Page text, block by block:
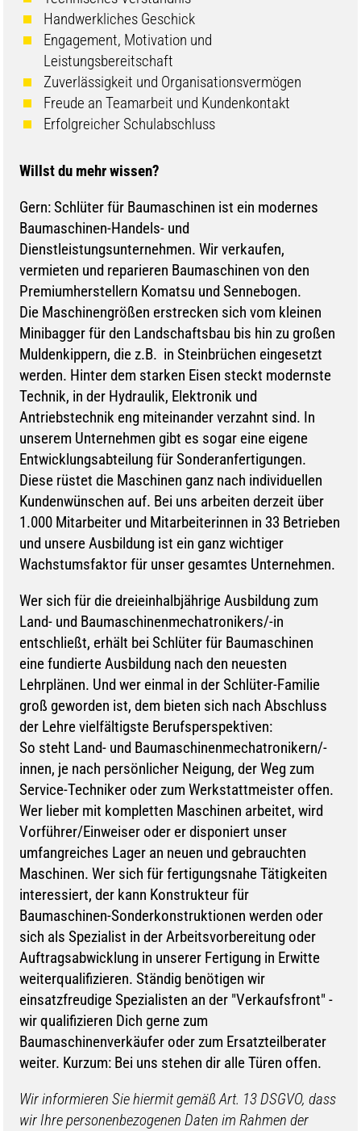
Handwerkliches Geschick
Engagement, Motivation und
Leistungsbereitschaft
Zuverlässigkeit und Organisationsvermögen
Freude an Teamarbeit und Kundenkontakt
Erfolgreicher Schulabschluss
Willst du mehr wissen?
Gern: Schlüter für Baumaschinen ist ein modernes
Baumaschinen-Handels- und
Dienstleistungsunternehmen. Wir verkaufen,
vermieten und reparieren Baumaschinen von den
Premiumherstellern Komatsu und Sennebogen.
Die Maschinengrößen erstrecken sich vom kleinen
Minibagger für den Landschaftsbau bis hin zu großen
Muldenkippern, die z.B. in Steinbrüchen eingesetzt
werden. Hinter dem starken Eisen steckt modernste
Technik, in der Hydraulik, Elektronik und
Antriebstechnik eng miteinander verzahnt sind. In
unserem Unternehmen gibt es sogar eine eigene
Entwicklungsabteilung für Sonderanfertigungen.
Diese rüstet die Maschinen ganz nach individuellen
Kundenwünschen auf. Bei uns arbeiten derzeit über
1.000 Mitarbeiter und Mitarbeiterinnen in 33 Betrieben
und unsere Ausbildung ist ein ganz wichtiger
Wachstumsfaktor für unser gesamtes Unternehmen.
Wer sich für die dreieinhalbjährige Ausbildung zum
Land- und Baumaschinenmechatronikers/-in
entschließt, erhält bei Schlüter für Baumaschinen
eine fundierte Ausbildung nach den neuesten
Lehrplänen. Und wer einmal in der Schlüter-Familie
groß geworden ist, dem bieten sich nach Abschluss
der Lehre vielfältigste Berufsperspektiven:
So steht Land- und Baumaschinenmechatronikern/-
innen, je nach persönlicher Neigung, der Weg zum
Service-Techniker oder zum Werkstattmeister offen.
Wer lieber mit kompletten Maschinen arbeitet, wird
Vorführer/Einweiser oder er disponiert unser
umfangreiches Lager an neuen und gebrauchten
Maschinen. Wer sich für fertigungsnahe Tätigkeiten
interessiert, der kann Konstrukteur für
Baumaschinen-Sonderkonstruktionen werden oder
sich als Spezialist in der Arbeitsvorbereitung oder
Auftragsabwicklung in unserer Fertigung in Erwitte
weiterqualifizieren. Ständig benötigen wir
einsatzfreudige Spezialisten an der "Verkaufsfront" -
wir qualifizieren Dich gerne zum
Baumaschinenverkäufer oder zum Ersatzteilberater
weiter. Kurzum: Bei uns stehen dir alle Türen offen.
Wir informieren Sie hiermit gemäß Art. 13 DSGVO, dass
wir Ihre personenbezogenen Daten im Rahmen der